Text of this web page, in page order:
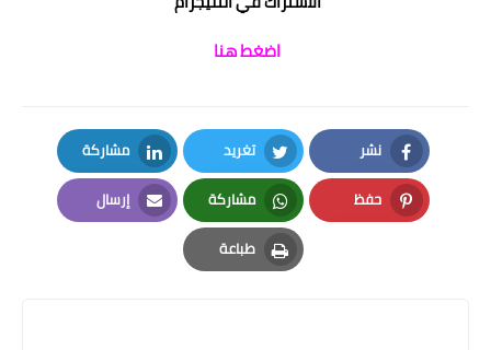
اضغط هنا
نشر
Facebook
تغريد
Twitter
مشاركة
LinkedIn
حفظ
Pinterest
مشاركة
Whatsapp
إرسال
Email
طباعة
Print